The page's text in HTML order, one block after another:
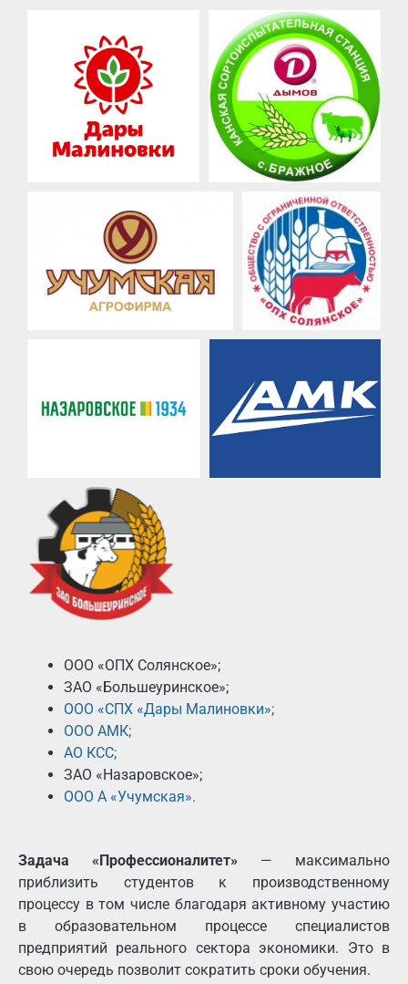
ООО «ОПХ Солянское»;
ЗАО «Большеуринское»;
ООО «СПХ «Дары Малиновки»;
ООО АМК;
АО КСС;
ЗАО «Назаровское»;
ООО А «Учумская».
Задача «Профессионалитет» — максимально
приблизить студентов к производственному
процессу в том числе благодаря активному участию
в образовательном процессе специалистов
предприятий реального сектора экономики. Это в
свою очередь позволит сократить сроки обучения.